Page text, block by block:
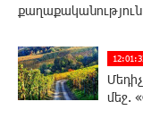
մեջ.